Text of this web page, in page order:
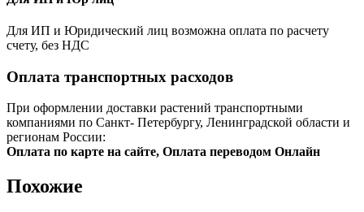
Для ИП и Юридический лиц возможна оплата по расчету
счету, без НДС
Оплата транспортных расходов
При оформлении доставки растений транспортными
компаниями по Санкт- Петербургу, Ленинградской области и
регионам России:
Оплата по карте на сайте, Оплата переводом Онлайн
Похожие